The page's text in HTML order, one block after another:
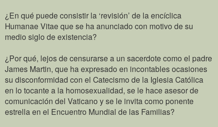
¿En qué puede consistir la ‘revisión’ de la encíclica
Humanae Vitae que se ha anunciado con motivo de su
medio siglo de existencia?
¿Por qué, lejos de censurarse a un sacerdote como el padre
James Martin, que ha expresado en incontables ocasiones
su disconformidad con el Catecismo de la Iglesia Católica
en lo tocante a la homosexualidad, se le hace asesor de
comunicación del Vaticano y se le invita como ponente
estrella en el Encuentro Mundial de las Familias?